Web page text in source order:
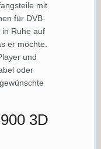
mit
für DVB-
in Ruhe auf
er möchte.
und
oder
3D